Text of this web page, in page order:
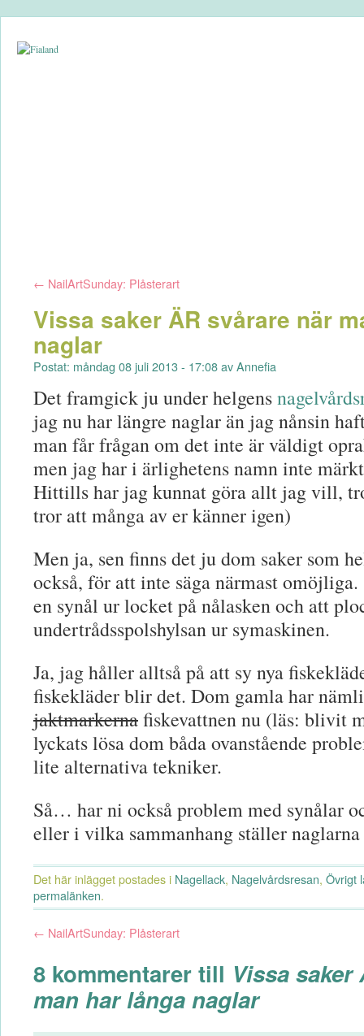
← NailArtSunday: Plåsterart
Vissa saker ÄR svårare när
naglar
Postat: måndag 08 juli 2013 - 17:08 av Annefia
Det framgick ju under helgens
jag nu har längre naglar än jag nånsin
man får frågan om det inte är väldigt
men jag har i ärlighetens namn inte
Hittills har jag kunnat göra allt jag vill,
tror att många av er känner igen)
Men ja, sen finns det ju dom saker som
också, för att inte säga närmast
en synål ur locket på nålasken och att
undertrådsspolshylsan ur symaskinen.
Ja, jag håller alltså på att sy nya
fiskekläder blir det. Dom gamla har
jaktmarkernafiskevattnen nu (läs: blivit
lyckats lösa dom båda ovanstående
lite alternativa tekniker.
Så… har ni också problem med synålar
eller i vilka sammanhang ställer
Det här inlägget postades i Nagellack, Nagelvårdsresan, Övrigt
permalänken.
← NailArtSunday: Plåsterart
8 kommentarer till Vissa saker
man har långa naglar